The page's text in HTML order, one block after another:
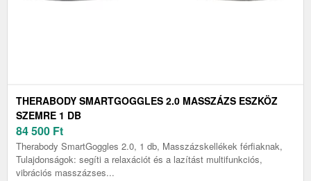
THERABODY SMARTGOGGLES 2.0 MASSZÁZS ESZKÖZ
SZEMRE 1 DB
84 500 Ft
Therabody SmartGoggles 2.0, 1 db, Masszázskellékek férfiaknak,
Tulajdonságok: segíti a relaxációt és a lazítást multifunkciós,
vibrációs masszázses...